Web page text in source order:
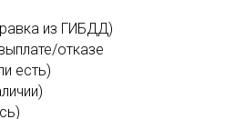
из ГИБДД)
отказе
есть)